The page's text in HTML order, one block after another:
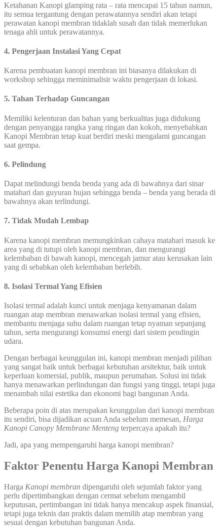
Ketahanan Kanopi glamping rata – rata mencapai 15 tahun namun,
itu semua tergantung dengan perawatannya sendiri akan tetapi
perawatan kanopi membran tidaklah susah dan tidak memerlukan
tenaga ahli untuk perawatannya.
4. Pengerjaan Instalasi Yang Cepat
Karena pembuatan kanopi membran ini biasanya dilakukan di
workshop sehingga meminimalisir waktu pengerjaan di lokasi.
5. Tahan Terhadap Guncangan
Memiliki kelenturan dan bahan yang berkualitas juga didukung
dengan penyangga rangka yang ringan dan kokoh, menyebabkan
Kanopi Membran tetap kuat berdiri meski mengalami guncangan
saat gempa.
6. Pelindung
Dapat melindungi benda benda yang ada di bawahnya dari sinar
matahari dan guyuran hujan sehingga benda – benda yang berada di
bawahnya akan terlindungi.
7. Tidak Mudah Lembap
Karena kanopi membran memungkinkan cahaya matahari masuk ke
area yang di tutupi oleh kanopi membran, dan mengurangi
kelembaban di bawah kanopi, mencegah jamur atau kerusakan lain
yang di sebabkan oleh kelembaban berlebih.
8. Isolasi Termal Yang Efisien
Isolasi termal adalah kunci untuk menjaga kenyamanan dalam
ruangan atap membran menawarkan isolasi termal yang efisien,
membantu menjaga suhu dalam ruangan tetap nyaman sepanjang
tahun, serta mengurangi konsumsi energi dari sistem pendingin
udara.
Dengan berbagai keunggulan ini, kanopi membran menjadi pilihan
yang sangat baik untuk berbagai kebutuhan arsitektur, baik untuk
keperluan komersial, publik, maupun perumahan. Solusi ini tidak
hanya menawarkan perlindungan dan fungsi yang tinggi, tetapi juga
menambah nilai estetika dan ekonomi bagi bangunan Anda.
Beberapa poin di atas merupakan keunggulan dari kanopi membran
itu sendiri, bisa dijadikan acuan Anda sebelum memesan, Harga
Kanopi Canopy Membrane Menteng terpercaya apakah itu?
Jadi, apa yang mempengaruhi harga kanopi membran?
Faktor Penentu Harga Kanopi Membran
Harga Kanopi membran dipengaruhi oleh sejumlah faktor yang
perlu dipertimbangkan dengan cermat sebelum mengambil
keputusan, pertimbangan ini tidak hanya mencakup aspek finansial,
tetapi juga teknis dan praktis dalam memilih atap membran yang
sesuai dengan kebutuhan bangunan Anda.